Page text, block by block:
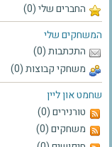
החברים שלי (0)
המשחקים שלי
התכתבות (0)
משחקי קבוצות (0)
שחמט און ליין
טורנירים (0)
משחקים (0)